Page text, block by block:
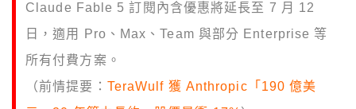
Claude Fable 5 訂閱內含優惠將延長至 7 月 12
日，適用 Pro、Max、Team 與部分 Enterprise 等
所有付費方案。
（前情提要： TeraWulf 獲 Anthropic「190 億美